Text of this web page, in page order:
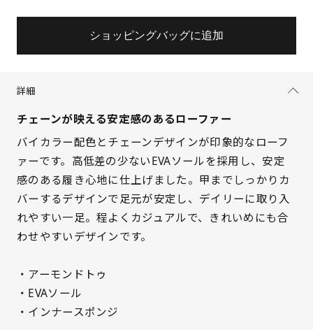
21.5cm △ 残りわずか
22cm ○ 在庫あり
ショッピングバッグに追加
詳細
チェーンが映える安定感のあるローファー
バイカラー配色とチェーンデザインが印象的なローフ
ァーです。高低差の少ないEVAソールを採用し、安定
感のある履き心地に仕上げました。甲までしっかりカ
バーするデザインで足元が安定し、デイリーに取り入
れやすい一足。程よくカジュアルで、きれいめにも合
わせやすいデザインです。
・アーモンドトゥ
・EVAソール
・インナースポンジ